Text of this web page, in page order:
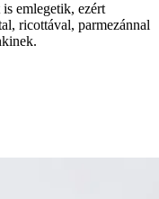
emlegetik, ezért
ricottával, parmezánnal